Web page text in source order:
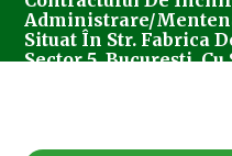
Administrare/
Situat În Str. Fabrica
Sector 5, București,